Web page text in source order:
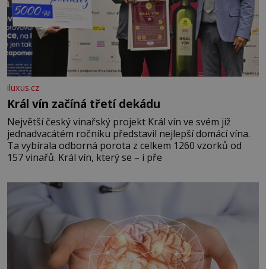
iluxus.cz
Král vín začíná třetí dekádu
Největší český vinařský projekt Král vín ve svém již
jednadvacátém ročníku představil nejlepší domácí vína.
Ta vybírala odborná porota z celkem 1260 vzorků od
157 vinařů. Král vín, který se – i pře